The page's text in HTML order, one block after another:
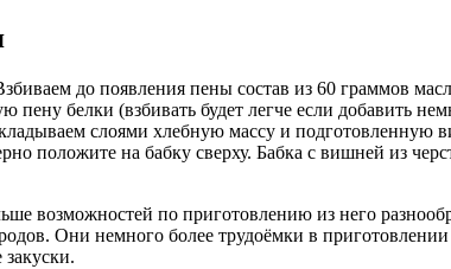
до появления пены состав из 60 граммов
белки (взбивать будет легче если добавить
слоями хлебную массу и подготовленную
положите на бабку сверху. Бабка с вишней из
возможностей по приготовлению из него
Они немного более трудоёмки в